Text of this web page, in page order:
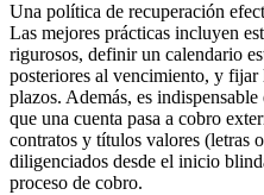
Una política de recuperación
Las mejores prácticas incluyen
rigurosos, definir un calendario
posteriores al vencimiento, y
plazos. Además, es
que una cuenta pasa a cobro
contratos y títulos valores (letras
diligenciados desde el inicio
proceso de cobro.